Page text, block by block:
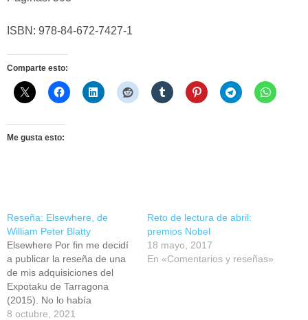
ISBN: 978-84-672-7427-1
Comparte esto:
Me gusta esto:
Reseña: Elsewhere, de
William Peter Blatty
Elsewhere Por fin me decidí
a publicar la reseña de una
de mis adquisiciones del
Expotaku de Tarragona
(2015). No lo había
retrasado por nada en
8 octubre, 2021
Reto de lectura de abril:
premios Nobel
18 mayo, 2017
En «Comentarios y reseñas»